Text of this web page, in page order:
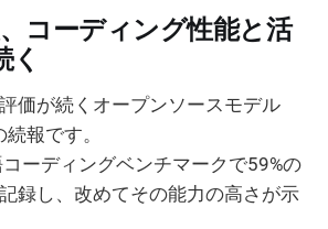
コーディング性能と活
く
価が続くオープンソースモデル
続報です。
ーディングベンチマークで59%の
録し、改めてその能力の高さが示